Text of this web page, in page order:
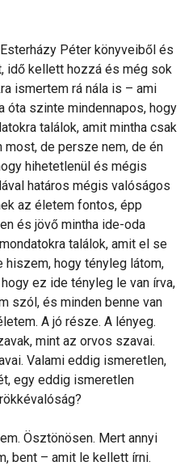
Péter könyveiből és
idő kellett hozzá és még sok
ismertem rá nála is – ami
óta szinte mindennapos, hogy
találok, amit mintha csak
de persze nem, de én
hihetetlenül és mégis
határos mégis valóságos
az életem fontos, épp
és jövő mintha ide-oda
találok, amit el se
hogy tényleg látom,
ez ide tényleg le van írva,
szól, és minden benne van
A jó része. A lényeg.
mint az orvos szavai.
Valami eddig ismeretlen,
egy eddig ismeretlen
Ösztönösen. Mert annyi
bent – amit le kellett írni.